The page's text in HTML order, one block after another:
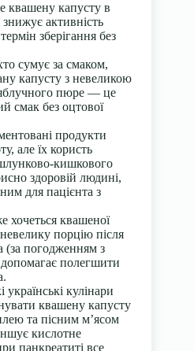
квашену капусту в
активність
зберігання без
сумує за смаком,
капусту з невеликою
пюре — це
смак без оцтової
продукти
але їх користь
кишкового
здоровій людині,
для пацієнта з
хочеться квашеної
порцію після
(за погодженням з
полегшити
українські кулінари
квашену капусту
та пісним м’ясом
кислотне
панкреатиті все